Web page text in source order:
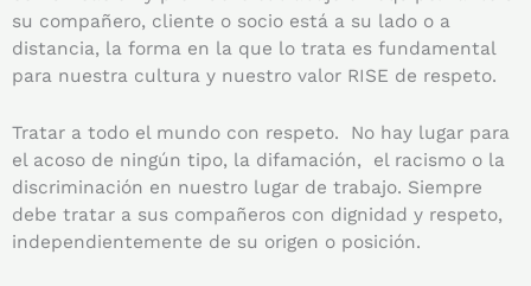
su compañero, cliente o socio está a su lado o a
distancia, la forma en la que lo trata es fundamental
para nuestra cultura y nuestro valor RISE de respeto.
Tratar a todo el mundo con respeto. No hay lugar para
el acoso de ningún tipo, la difamación, el racismo o la
discriminación en nuestro lugar de trabajo. Siempre
debe tratar a sus compañeros con dignidad y respeto,
independientemente de su origen o posición.